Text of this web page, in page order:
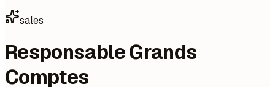
sales
Responsable Grands
Comptes